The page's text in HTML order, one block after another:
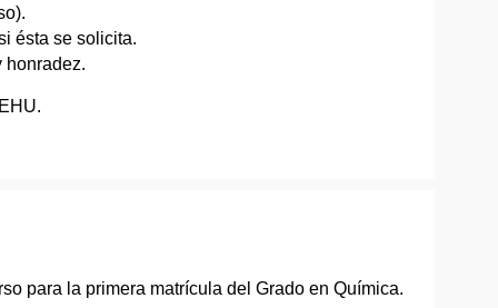
ésta se solicita.
honradez.
para la primera matrícula del Grado en Química.